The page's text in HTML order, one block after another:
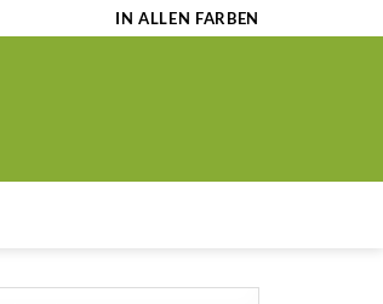
IN ALLEN FARBEN